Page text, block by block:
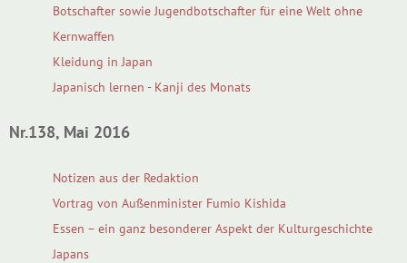
Botschafter sowie Jugendbotschafter für eine Welt ohne
Kernwaffen
Kleidung in Japan
Japanisch lernen - Kanji des Monats
Nr.138, Mai 2016
Notizen aus der Redaktion
Vortrag von Außenminister Fumio Kishida
Essen – ein ganz besonderer Aspekt der Kulturgeschichte
Japans